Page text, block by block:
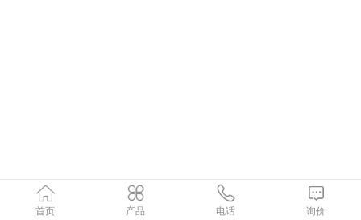
首页 产品 电话 询价